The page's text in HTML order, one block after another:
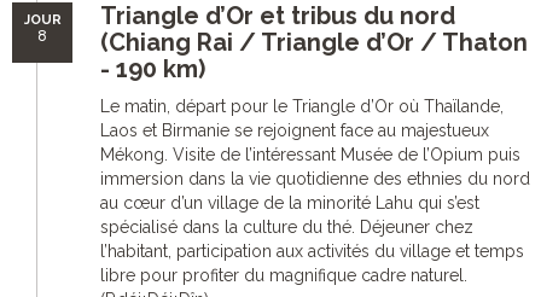
JOUR
8
Triangle d’Or et tribus du nord
(Chiang Rai / Triangle d’Or / Thaton
- 190 km)
Le matin, départ pour le Triangle d’Or où Thaïlande,
Laos et Birmanie se rejoignent face au majestueux
Mékong. Visite de l’intéressant Musée de l’Opium puis
immersion dans la vie quotidienne des ethnies du nord
au cœur d’un village de la minorité Lahu qui s’est
spécialisé dans la culture du thé. Déjeuner chez
l’habitant, participation aux activités du village et temps
libre pour profiter du magnifique cadre naturel.